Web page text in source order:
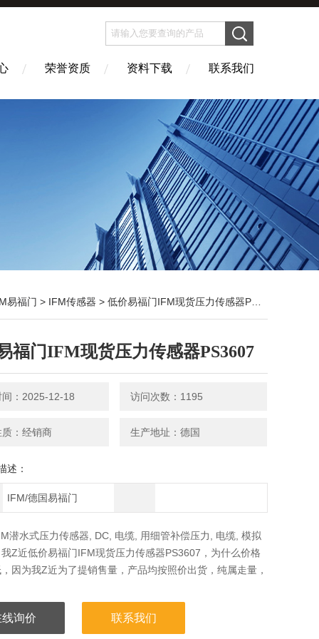
荣誉资质 资料下载 联系我们
易福门 > IFM传感器 > 低价易福门IFM现货压力传感器PS3607
福门IFM现货压力传感器PS3607
间：2025-12-18 访问次数：1195
质：经销商 生产地址：德国
述：
IFM/德国易福门
潜水式压力传感器, DC, 电缆, 用细管补偿压力, 电缆, 模拟
Z近低价易福门IFM现货压力传感器PS3607，为什么价格
因为我Z近为了提销售量，产品均按照价出货，纯属走量，
询价 联系我们